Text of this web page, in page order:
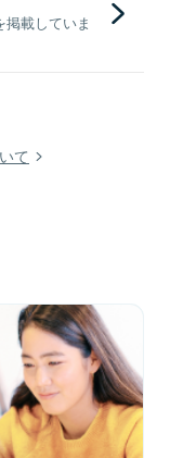
載していま
て